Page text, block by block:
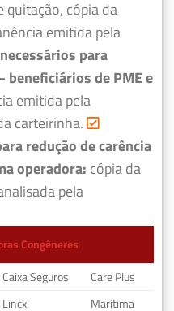
cópia da
emitida pela
para
beneficiários de PME e
emitida pela
carteirinha.
redução de carência
operadora: cópia da
pela
Congêneres
Caixa Seguros
Care Plus
Lincx
Marítima